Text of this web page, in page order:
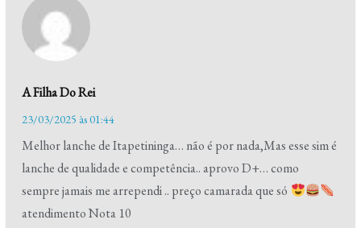
A Filha Do Rei
23/03/2025 às 01:44
Melhor lanche de Itapetininga… não é por nada,Mas esse sim é
lanche de qualidade e competência.. aprovo D+… como
sempre jamais me arrependi .. preço camarada que só
atendimento Nota 10